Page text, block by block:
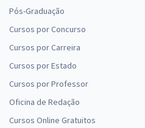
Pós-Graduação
Cursos por Concurso
Cursos por Carreira
Cursos por Estado
Cursos por Professor
Oficina de Redação
Cursos Online Gratuitos